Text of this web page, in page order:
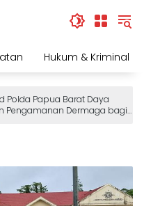
Hukum & Kriminal
Papua Barat Daya
Dermaga bagi